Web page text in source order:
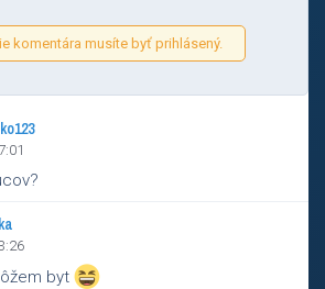
komentára musíte byť prihlásený.
byt